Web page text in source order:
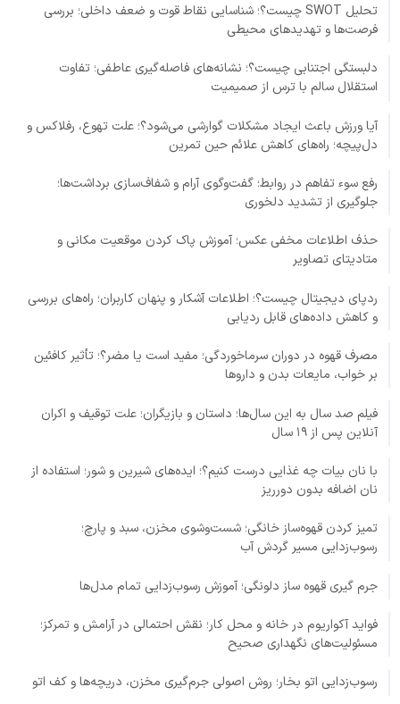
تحلیل SWOT چیست؟؛ شناسایی نقاط قوت و ضعف داخلی؛ بررسی
فرصت‌ها و تهدیدهای محیطی
دلبستگی اجتنابی چیست؟؛ نشانه‌های فاصله‌گیری عاطفی؛ تفاوت
استقلال سالم با ترس از صمیمیت
آیا ورزش باعث ایجاد مشکلات گوارشی می‌شود؟؛ علت تهوع، رفلاکس و
دل‌پیچه؛ راه‌های کاهش علائم حین تمرین
رفع سوء تفاهم در روابط؛ گفت‌وگوی آرام و شفاف‌سازی برداشت‌ها؛
جلوگیری از تشدید دلخوری
حذف اطلاعات مخفی عکس؛ آموزش پاک کردن موقعیت مکانی و
متادیتای تصاویر
ردپای دیجیتال چیست؟؛ اطلاعات آشکار و پنهان کاربران؛ راه‌های بررسی
و کاهش داده‌های قابل ردیابی
مصرف قهوه در دوران سرماخوردگی؛ مفید است یا مضر؟؛ تأثیر کافئین
بر خواب، مایعات بدن و داروها
فیلم صد سال به این سال‌ها؛ داستان و بازیگران؛ علت توقیف و اکران
آنلاین پس از ۱۹ سال
با نان بیات چه غذایی درست کنیم؟؛ ایده‌های شیرین و شور؛ استفاده از
نان اضافه بدون دورریز
تمیز کردن قهوه‌ساز خانگی؛ شست‌وشوی مخزن، سبد و پارچ؛
رسوب‌زدایی مسیر گردش آب
جرم گیری قهوه ساز دلونگی؛ آموزش رسوب‌زدایی تمام مدل‌ها
فواید آکواریوم در خانه و محل کار؛ نقش احتمالی در آرامش و تمرکز؛
مسئولیت‌های نگهداری صحیح
رسوب‌زدایی اتو بخار؛ روش اصولی جرم‌گیری مخزن، دریچه‌ها و کف اتو